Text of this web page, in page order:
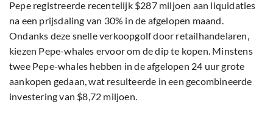
Pepe registreerde recentelijk $287 miljoen aan liquidaties
na een prijsdaling van 30% in de afgelopen maand.
Ondanks deze snelle verkoopgolf door retailhandelaren,
kiezen Pepe-whales ervoor om de dip te kopen. Minstens
twee Pepe-whales hebben in de afgelopen 24 uur grote
aankopen gedaan, wat resulteerde in een gecombineerde
investering van $8,72 miljoen.